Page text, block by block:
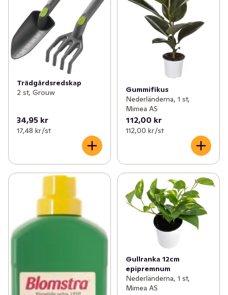
Trädgårdsredskap
2 st, Grouw
34,95 kr
17,48 kr /st
Gummifikus
Nederländerna, 1 st,
Mimea AS
112,00 kr
112,00 kr /st
Gullranka 12cm
epipremnum
Nederländerna, 1 st,
Mimea AS